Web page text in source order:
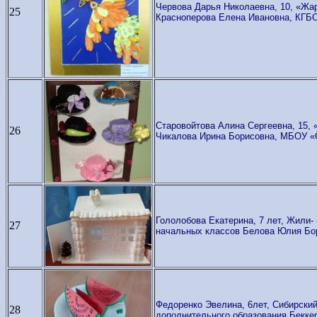
25
Червова Дарья Николаевна, 10,
Красноперова Елена Ивановна,
26
Старовойтова Алина Сергеевна,
Чикалова Ирина Борисовна, МБОУ
27
Гололобова Екатерина, 7 лет,
начальных классов Белова Юлия
28
Федоренко Эвелина, 6лет,